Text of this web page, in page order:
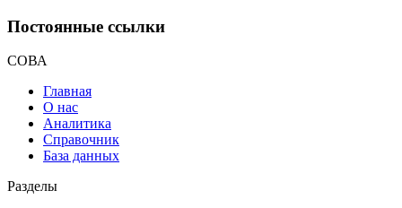
Постоянные ссылки
СОВА
Главная
О нас
Аналитика
Справочник
База данных
Разделы